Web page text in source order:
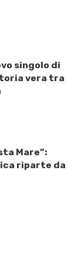
singolo di
vera tra
Mare”:
riparte da